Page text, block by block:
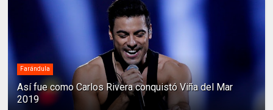
Farándula
Así fue como Carlos Rivera conquistó Viña del Mar
2019